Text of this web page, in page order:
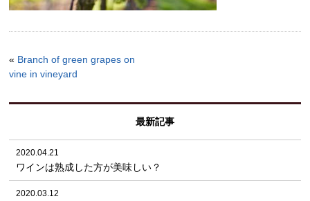
« Branch of green grapes on
vine in vineyard
最新記事
2020.04.21
ワインは熟成した方が美味しい？
2020.03.12